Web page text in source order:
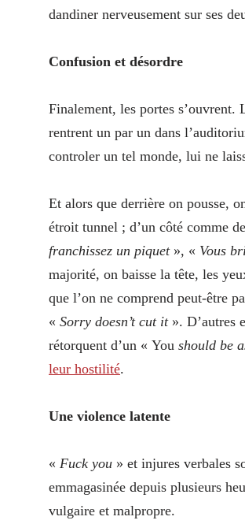
dandiner nerveusement sur ses
Confusion et désordre
Finalement, les portes s’ouvrent.
rentrent un par un dans
controler un tel monde, lui ne
Et alors que derrière on pousse,
étroit tunnel ; d’un côté comme
franchissez un piquet», « Vous
majorité, on baisse la tête, les
que l’on ne comprend peut-être
« Sorry doesn’t cut it». D’autres
rétorquent d’un « You should be
leur hostilité.
Une violence latente
« Fuck you » et injures verbales
emmagasinée depuis plusieurs
vulgaire et malpropre.